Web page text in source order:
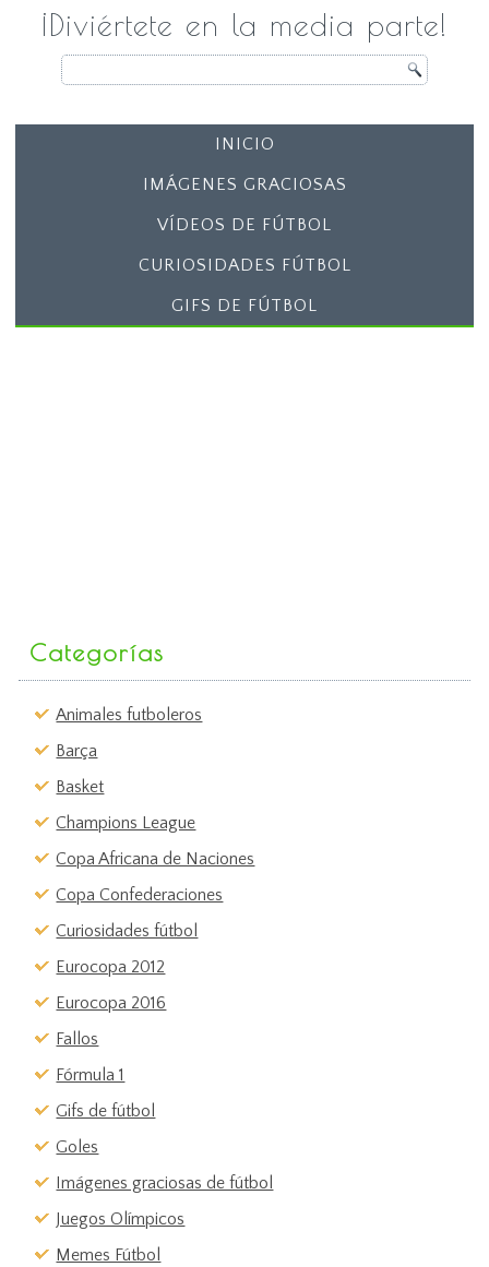
¡Diviértete en la media parte!
INICIO
IMÁGENES GRACIOSAS
VÍDEOS DE FÚTBOL
CURIOSIDADES FÚTBOL
GIFS DE FÚTBOL
Categorías
Animales futboleros
Barça
Basket
Champions League
Copa Africana de Naciones
Copa Confederaciones
Curiosidades fútbol
Eurocopa 2012
Eurocopa 2016
Fallos
Fórmula 1
Gifs de fútbol
Goles
Imágenes graciosas de fútbol
Juegos Olímpicos
Memes Fútbol